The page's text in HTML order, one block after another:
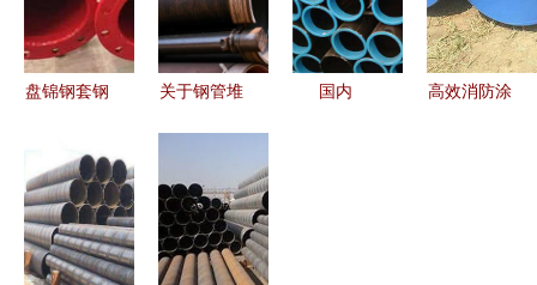
分析
探秘
盘锦钢套钢
管与桥式滤
水管市场价
格分析及厂
家优势
关于钢管堆
国内
高效消防涂